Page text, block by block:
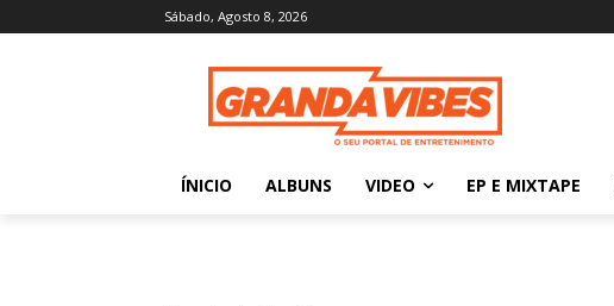
Sábado, Agosto 8, 2026
ÍNICIO ALBUNS VIDEO EP E MIXTAPE